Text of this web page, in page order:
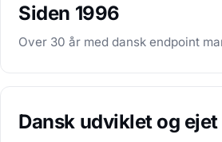
Siden 1996
Over 30 år med dansk endpoint
Dansk udviklet og ejet